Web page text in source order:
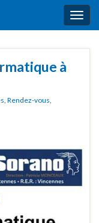
à
, Rendez-vous,